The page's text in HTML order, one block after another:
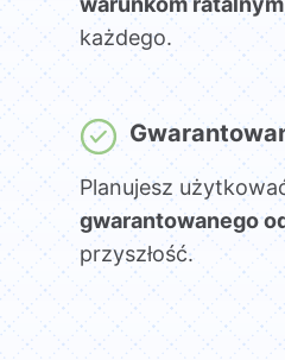
każdego.
Planujesz
gwarantowanego
przyszłość.